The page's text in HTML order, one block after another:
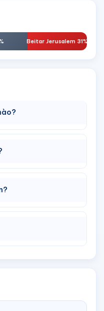
Beitar Jerusalem 31%